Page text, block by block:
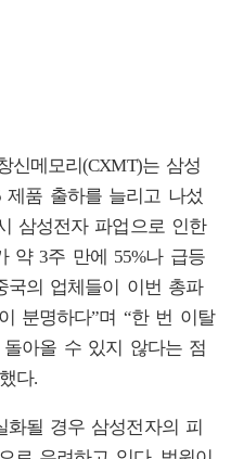
신메모리(CXMT)는 삼성
제품 출하를 늘리고 나섰
삼성전자 파업으로 인한
약 3주 만에 55%나 급등
국의 업체들이 이번 총파
분명하다”며 “한 번 이탈
아올 수 있지 않다는 점
다.
될 경우 삼성전자의 피